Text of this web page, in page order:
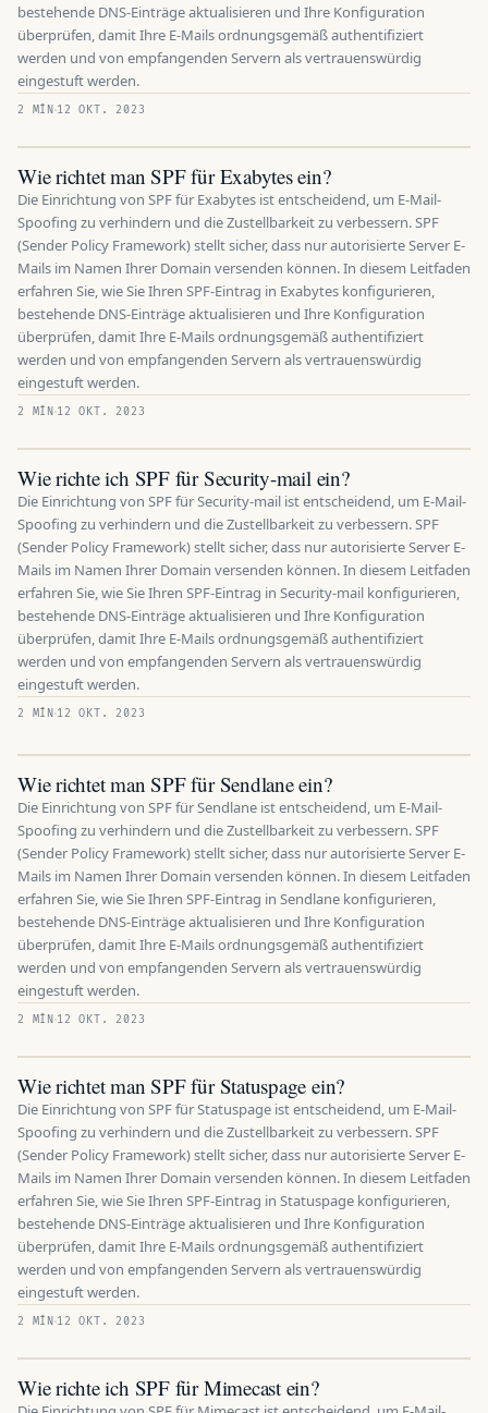
bestehende DNS-Einträge aktualisieren und Ihre Konfiguration
überprüfen, damit Ihre E-Mails ordnungsgemäß authentifiziert
werden und von empfangenden Servern als vertrauenswürdig
eingestuft werden.
2 MÍN 12 OKT. 2023
Wie richtet man SPF für Exabytes ein?
Die Einrichtung von SPF für Exabytes ist entscheidend, um E-Mail-
Spoofing zu verhindern und die Zustellbarkeit zu verbessern. SPF
(Sender Policy Framework) stellt sicher, dass nur autorisierte Server E-
Mails im Namen Ihrer Domain versenden können. In diesem Leitfaden
erfahren Sie, wie Sie Ihren SPF-Eintrag in Exabytes konfigurieren,
bestehende DNS-Einträge aktualisieren und Ihre Konfiguration
überprüfen, damit Ihre E-Mails ordnungsgemäß authentifiziert
werden und von empfangenden Servern als vertrauenswürdig
eingestuft werden.
2 MÍN 12 OKT. 2023
Wie richte ich SPF für Security-mail ein?
Die Einrichtung von SPF für Security-mail ist entscheidend, um E-Mail-
Spoofing zu verhindern und die Zustellbarkeit zu verbessern. SPF
(Sender Policy Framework) stellt sicher, dass nur autorisierte Server E-
Mails im Namen Ihrer Domain versenden können. In diesem Leitfaden
erfahren Sie, wie Sie Ihren SPF-Eintrag in Security-mail konfigurieren,
bestehende DNS-Einträge aktualisieren und Ihre Konfiguration
überprüfen, damit Ihre E-Mails ordnungsgemäß authentifiziert
werden und von empfangenden Servern als vertrauenswürdig
eingestuft werden.
2 MÍN 12 OKT. 2023
Wie richtet man SPF für Sendlane ein?
Die Einrichtung von SPF für Sendlane ist entscheidend, um E-Mail-
Spoofing zu verhindern und die Zustellbarkeit zu verbessern. SPF
(Sender Policy Framework) stellt sicher, dass nur autorisierte Server E-
Mails im Namen Ihrer Domain versenden können. In diesem Leitfaden
erfahren Sie, wie Sie Ihren SPF-Eintrag in Sendlane konfigurieren,
bestehende DNS-Einträge aktualisieren und Ihre Konfiguration
überprüfen, damit Ihre E-Mails ordnungsgemäß authentifiziert
werden und von empfangenden Servern als vertrauenswürdig
eingestuft werden.
2 MÍN 12 OKT. 2023
Wie richtet man SPF für Statuspage ein?
Die Einrichtung von SPF für Statuspage ist entscheidend, um E-Mail-
Spoofing zu verhindern und die Zustellbarkeit zu verbessern. SPF
(Sender Policy Framework) stellt sicher, dass nur autorisierte Server E-
Mails im Namen Ihrer Domain versenden können. In diesem Leitfaden
erfahren Sie, wie Sie Ihren SPF-Eintrag in Statuspage konfigurieren,
bestehende DNS-Einträge aktualisieren und Ihre Konfiguration
überprüfen, damit Ihre E-Mails ordnungsgemäß authentifiziert
werden und von empfangenden Servern als vertrauenswürdig
eingestuft werden.
2 MÍN 12 OKT. 2023
Wie richte ich SPF für Mimecast ein?